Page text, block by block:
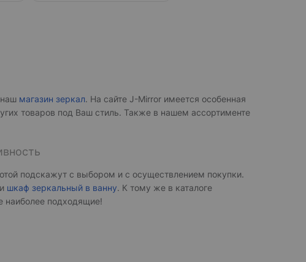
магазин зеркал. На сайте J-Mirror имеется особенная
товаров под Ваш стиль. Также в нашем ассортименте
подскажут с выбором и с осуществлением покупки.
шкаф зеркальный в ванну. К тому же в каталоге
наиболее подходящие!